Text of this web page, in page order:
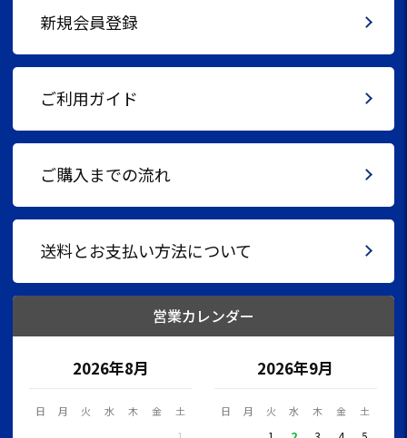
新規会員登録
ご利用ガイド
ご購入までの流れ
送料とお支払い方法について
営業カレンダー
2026年8月
日 月 火 水 木 金 土
2026年9月
日 月 火 水 木 金 土